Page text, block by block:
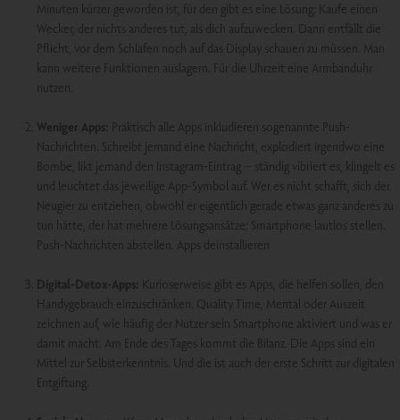
Minuten kürzer geworden ist, für den gibt es eine Lösung: Kaufe einen
Wecker, der nichts anderes tut, als dich aufzuwecken. Dann entfällt die
Pflicht, vor dem Schlafen noch auf das Display schauen zu müssen. Man
kann weitere Funktionen auslagern. Für die Uhrzeit eine Armbanduhr
nutzen.
Weniger Apps: Praktisch alle Apps inkludieren sogenannte Push-
Nachrichten. Schreibt jemand eine Nachricht, explodiert irgendwo eine
Bombe, likt jemand den Instagram-Eintrag – ständig vibriert es, klingelt es
und leuchtet das jeweilige App-Symbol auf. Wer es nicht schafft, sich der
Neugier zu entziehen, obwohl er eigentlich gerade etwas ganz anderes zu
tun hätte, der hat mehrere Lösungsansätze: Smartphone lautlos stellen.
Push-Nachrichten abstellen. Apps deinstallieren
Digital-Detox-Apps: Kurioserweise gibt es Apps, die helfen sollen, den
Handygebrauch einzuschränken. Quality Time, Mental oder Auszeit
zeichnen auf, wie häufig der Nutzer sein Smartphone aktiviert und was er
damit macht. Am Ende des Tages kommt die Bilanz. Die Apps sind ein
Mittel zur Selbsterkenntnis. Und die ist auch der erste Schritt zur digitalen
Entgiftung.